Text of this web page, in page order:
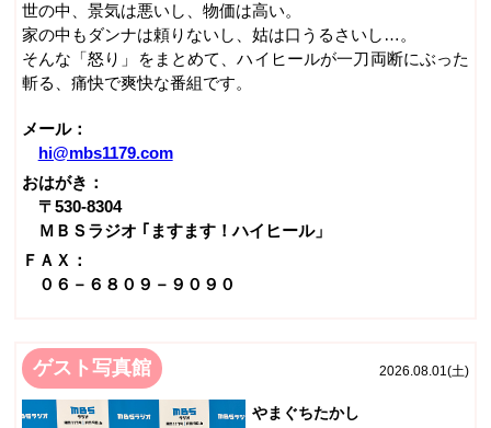
世の中、景気は悪いし、物価は高い。
家の中もダンナは頼りないし、姑は口うるさいし…。
そんな「怒り」をまとめて、ハイヒールが一刀両断にぶった
斬る、痛快で爽快な番組です。
メール：
hi@mbs1179.com
おはがき：
〒530-8304
ＭＢＳラジオ ｢ますます！ハイヒール」
ＦＡＸ：
０６－６８０９－９０９０
ゲスト写真館 2026.08.01(土)
やまぐちたかし